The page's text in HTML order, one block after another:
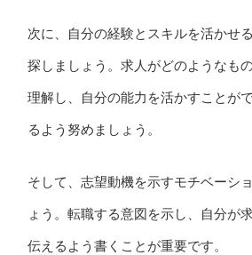
次に、自分の経験とスキルを活かせ
探しましょう。求人がどのようなも
理解し、自分の能力を活かすことが
るよう努めましょう。
そして、志望動機を示すモチベーシ
ょう。転職する意図を示し、自分が
伝えるよう書くことが重要です。